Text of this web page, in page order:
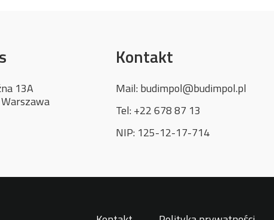
13A
Kontakt
Mail: budimpol@budimpol.pl
Tel: +22 678 87 13
NIP: 125-12-17-714